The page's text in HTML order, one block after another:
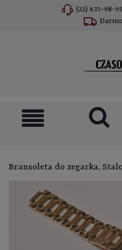
(22) 635-98-95
Bransoleta do zegarka,